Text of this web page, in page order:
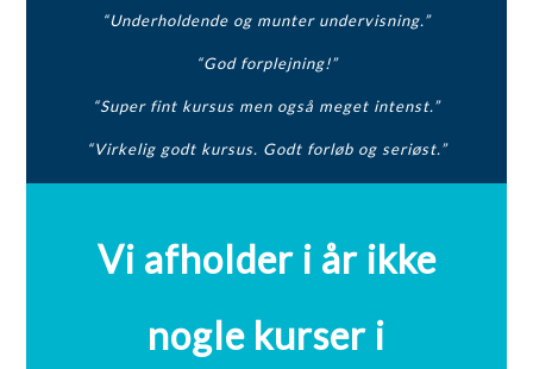
“Underholdende og munter undervisning.”
“God forplejning!”
“Super fint kursus men også meget intenst.”
“Virkelig godt kursus. Godt forløb og seriøst.”
Vi afholder i år ikke
nogle kurser i